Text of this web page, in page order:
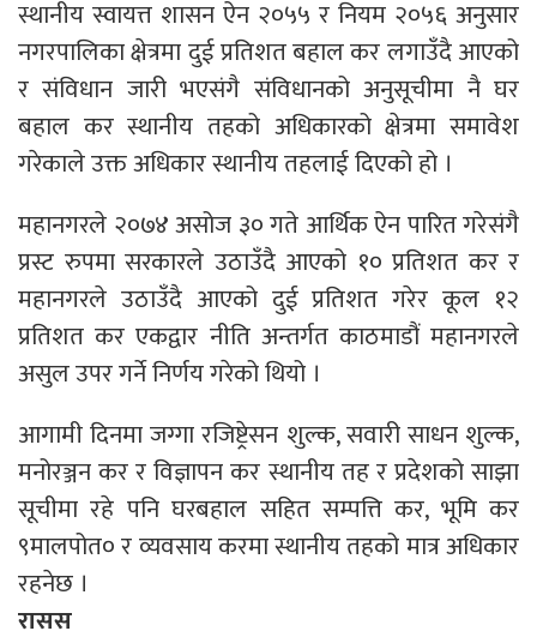
स्थानीय स्वायत्त शासन ऐन २०५५ र नियम २०५६ अनुसार
नगरपालिका क्षेत्रमा दुई प्रतिशत बहाल कर लगाउँदै आएको
र संविधान जारी भएसंगै संविधानको अनुसूचीमा नै घर
बहाल कर स्थानीय तहको अधिकारको क्षेत्रमा समावेश
गरेकाले उक्त अधिकार स्थानीय तहलाई दिएको हो ।
महानगरले २०७४ असोज ३० गते आर्थिक ऐन पारित गरेसंगै
प्रस्ट रुपमा सरकारले उठाउँदै आएको १० प्रतिशत कर र
महानगरले उठाउँदै आएको दुई प्रतिशत गरेर कूल १२
प्रतिशत कर एकद्वार नीति अन्तर्गत काठमाडौं महानगरले
असुल उपर गर्ने निर्णय गरेको थियो ।
आगामी दिनमा जग्गा रजिष्ट्रेसन शुल्क, सवारी साधन शुल्क,
मनोरञ्जन कर र विज्ञापन कर स्थानीय तह र प्रदेशको साझा
सूचीमा रहे पनि घरबहाल सहित सम्पत्ति कर, भूमि कर
९मालपोत० र व्यवसाय करमा स्थानीय तहको मात्र अधिकार
रहनेछ ।
रासस